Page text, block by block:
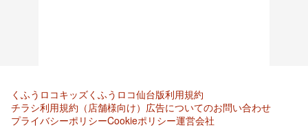
くふうロコキッズくふうロコ仙台版利用規約
チラシ利用規約（店舗様向け） 広告についてのお問い合わせ
プライバシーポリシーCookieポリシー運営会社